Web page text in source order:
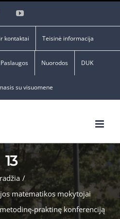
FacebookYouTube
kontaktai Teisinė informacija
Paslaugos Nuorodos DUK
su visuomene
13
/
matematikos mokytojai
praktinę konferenciją